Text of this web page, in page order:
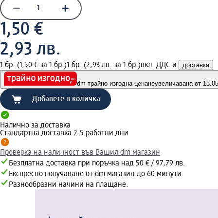
1,50 €
2,93 лв.
1 бр. (1,50 € за 1 бр.)1 бр. (2,93 лв. за 1 бр.)вкл. ДДС и доставка
dm трайно изгодна ценанеувеличавана от
Добавете в количка
Налично за доставка
Стандартна доставка 2-5 работни дни
Проверка на наличност във Вашия dm магазин
Безплатна доставка при поръчка над 50 € / 97,79 лв.
Експресно получаване от dm магазин до 60 минути.
Разнообразни начини на плащане.